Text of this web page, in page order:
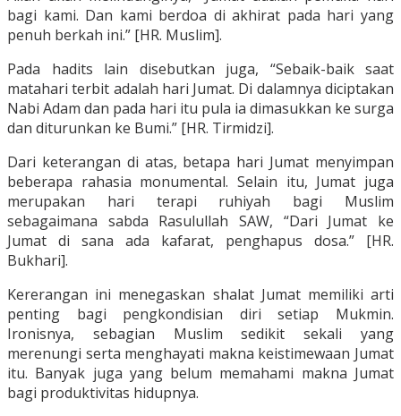
bagi kami. Dan kami berdoa di akhirat pada hari yang
penuh berkah ini.” [HR. Muslim].
Pada hadits lain disebutkan juga, “Sebaik-baik saat
matahari terbit adalah hari Jumat. Di dalamnya diciptakan
Nabi Adam dan pada hari itu pula ia dimasukkan ke surga
dan diturunkan ke Bumi.” [HR. Tirmidzi].
Dari keterangan di atas, betapa hari Jumat menyimpan
beberapa rahasia monumental. Selain itu, Jumat juga
merupakan hari terapi ruhiyah bagi Muslim
sebagaimana sabda Rasulullah SAW, “Dari Jumat ke
Jumat di sana ada kafarat, penghapus dosa.” [HR.
Bukhari].
Kererangan ini menegaskan shalat Jumat memiliki arti
penting bagi pengkondisian diri setiap Mukmin.
Ironisnya, sebagian Muslim sedikit sekali yang
merenungi serta menghayati makna keistimewaan Jumat
itu. Banyak juga yang belum memahami makna Jumat
bagi produktivitas hidupnya.